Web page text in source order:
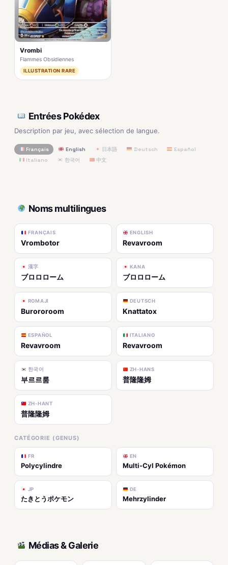
Vrombi
Flammes Obsidiennes
ILLUSTRATION RARE
Entrées Pokédex
Description par jeu, avec sélection de langue.
Français English 日本語 Deutsch
Español
Italiano
한국어 中文
Noms multilingues
FRANÇAIS
Vrombotor
ENGLISH
Revavroom
漢字
ブロロローム
KANA
ブロロローム
ROMAJI
Burororoom
DEUTSCH
Knattatox
ESPAÑOL
Revavroom
ITALIANO
Revavroom
한국어
부르르룸
ZH-HANS
普隆隆姆
ZH-HANT
普隆隆姆
CATÉGORIE (GENUS)
FR
Polycylindre
EN
Multi-Cyl Pokémon
JP
たきとうポケモン
DE
Mehrzylinder
Médias & Galerie